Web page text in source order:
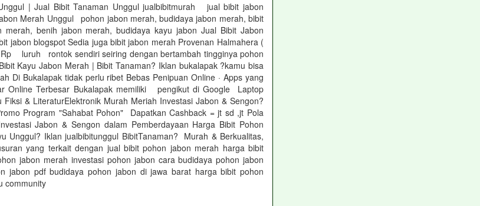
| Jual Bibit Tanaman Unggul jualbibitmurah jual bibit jabon
Merah Unggul pohon jabon merah, budidaya jabon merah, bibit
merah, benih jabon merah, budidaya kayu jabon Jual Bibit Jabon
jabon blogspot Sedia juga bibit jabon merah Provenan Halmahera (
Rp luruh rontok sendiri seiring dengan bertambah tingginya pohon
Kayu Jabon Merah | Bibit Tanaman? Iklan bukalapak ?kamu bisa
Di Bukalapak tidak perlu ribet Bebas Penipuan Online · Apps yang
Online Terbesar Bukalapak memiliki pengikut di Google Laptop
Fiksi & LiteraturElektronik Murah Meriah Investasi Jabon & Sengon?
Program "Sahabat Pohon" Dapatkan Cashback = jt sd ,jt Pola
Jabon & Sengon dalam Pemberdayaan Harga Bibit Pohon
Unggul? Iklan jualbibitunggul BibitTanaman? Murah & Berkualitas,
yang terkait dengan jual bibit pohon jabon merah harga bibit
jabon merah investasi pohon jabon cara budidaya pohon jabon
jabon pdf budidaya pohon jabon di jawa barat harga bibit pohon
community